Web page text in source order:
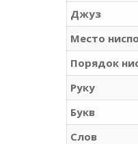
Джуз
Место
Порядок
Руку
Букв
Слов